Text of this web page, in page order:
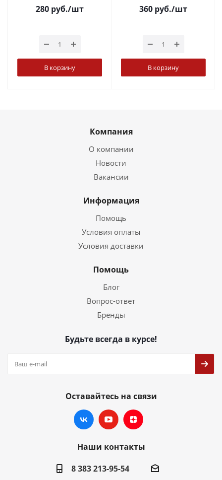
280 руб./шт
В корзину
360 руб./шт
В корзину
Компания
О компании
Новости
Вакансии
Информация
Помощь
Условия оплаты
Условия доставки
Помощь
Блог
Вопрос-ответ
Бренды
Будьте всегда в курсе!
Оставайтесь на связи
Наши контакты
8 383 213-95-54